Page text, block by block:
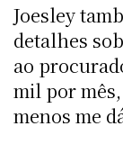
Joesley
detalhes
ao
mil por
menos me